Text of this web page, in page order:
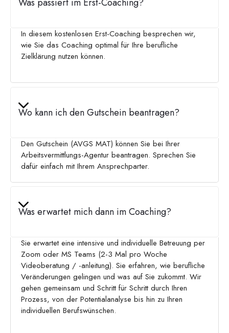
In diesem kostenlosen Erst-Coaching besprechen wir,
wie Sie das Coaching optimal für Ihre berufliche
Zielklärung nutzen können.
Wo kann ich den Gutschein beantragen?
Den Gutschein (AVGS MAT) können Sie bei Ihrer
Arbeitsvermittlungs-Agentur beantragen. Sprechen Sie
dafür einfach mit Ihrem Ansprechparter.
Was erwartet mich dann im Coaching?
Sie erwartet eine intensive und individuelle Betreuung per
Zoom oder MS Teams (2-3 Mal pro Woche
Videoberatung / -anleitung). Sie erfahren, wie berufliche
Veränderungen gelingen und was auf Sie zukommt. Wir
gehen gemeinsam und Schritt für Schritt durch Ihren
Prozess, von der Potentialanalyse bis hin zu Ihren
individuellen Berufswünschen.